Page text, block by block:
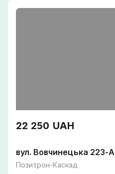
22 250 UAH
вул. Вовчинецька 223-А
Позитрон-Каскад